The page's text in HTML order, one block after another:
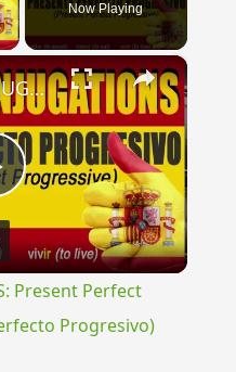
Now Playing
×
SPANISH CONJUGATIONS: Present Perfect Progressive (Presente Perfecto Progresivo)
Present Perfect
Progresivo)